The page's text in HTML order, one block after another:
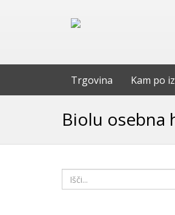
Trgovina Kam po
Biolu osebna